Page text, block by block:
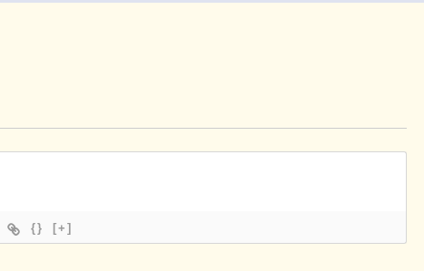
{} [+]